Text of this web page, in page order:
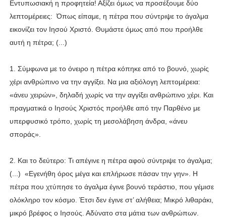
Εντυπωσιακή η προφητεία! Αξίζει όμως να προσέξουμε δύο
λεπτομέρειες: Όπως είπαμε, η πέτρα που σύντριψε το άγαλμα
εικονίζει τον Ιησού Χριστό. Θυμάστε όμως από που προήλθε
αυτή η πέτρα; (...)
1. Σύμφωνα με το όνειρο η πέτρα κόπηκε από το βουνό, χωρίς
χέρι ανθρώπινο να την αγγίξει. Να μια αξιόλογη λεπτομέρεια:
«άνευ χειρών», δηλαδή χωρίς να την αγγίξει ανθρώπινο χέρι. Και
πραγματικά ο Ιησούς Χριστός προήλθε από την Παρθένο με
υπερφυσικό τρόπο, χωρίς τη μεσολάβηση άνδρα, «άνευ
σποράς».
2. Και το δεύτερο: Τι απέγινε η πέτρα αφού σύντριψε το άγαλμα;
(...) «Εγενήθη όρος μέγα και επλήρωσε πάσαν την γην». Η
πέτρα που χτύπησε το άγαλμα έγινε βουνό τεράστιο, που γέμισε
ολόκληρο τον κόσμο. Έτσι δεν έγινε στ’ αλήθεια; Μικρό λιθαράκι,
μικρό βρέφος ο Ιησούς. Αδύνατο στα μάτια των ανθρώπων.